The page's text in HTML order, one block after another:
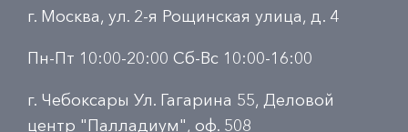
г. Москва, ул. 2-я Рощинская улица, д. 4
Пн-Пт 10:00-20:00 Сб-Вс 10:00-16:00
г. Чебоксары Ул. Гагарина 55, Деловой
центр "Палладиум", оф. 508